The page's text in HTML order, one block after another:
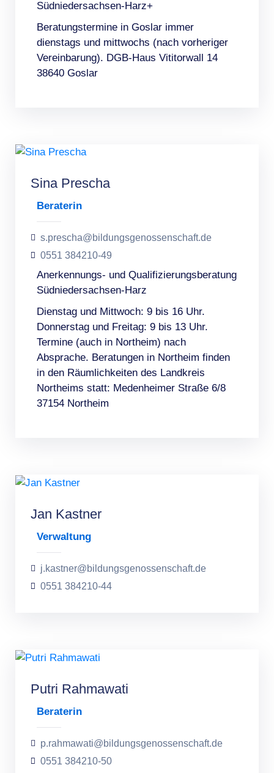
Südniedersachsen-Harz+
Beratungstermine in Goslar immer
dienstags und mittwochs (nach vorheriger
Vereinbarung). DGB-Haus Vititorwall 14
38640 Goslar
Sina Prescha
Beraterin
s.prescha@bildungsgenossenschaft.de
0551 384210-49
Anerkennungs- und Qualifizierungsberatung
Südniedersachsen-Harz
Dienstag und Mittwoch: 9 bis 16 Uhr.
Donnerstag und Freitag: 9 bis 13 Uhr.
Termine (auch in Northeim) nach
Absprache. Beratungen in Northeim finden
in den Räumlichkeiten des Landkreis
Northeims statt: Medenheimer Straße 6/8
37154 Northeim
Jan Kastner
Verwaltung
j.kastner@bildungsgenossenschaft.de
0551 384210-44
Putri Rahmawati
Beraterin
p.rahmawati@bildungsgenossenschaft.de
0551 384210-50